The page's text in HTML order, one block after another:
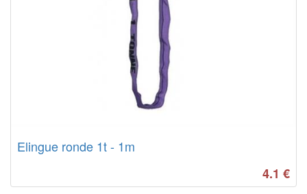
Elingue ronde 1t - 1m
4.1 €